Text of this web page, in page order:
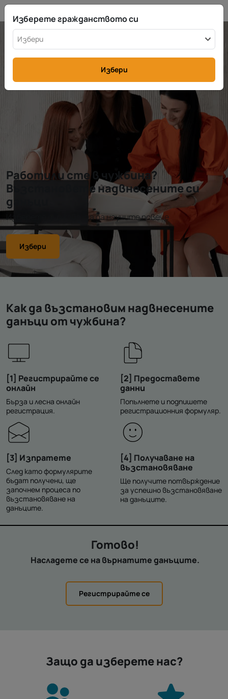
Работили сте в чужбина?
Възстановете надвнесените си
данъци
Изберете държава, за да научите повече
Избери
Как да възстановим надвнесените
данъци от чужбина?
[1] Регистрирайте се
онлайн
Бърза и лесна онлайн
регистрация.
[2] Предоставете
данни
Попълнете и подпишете
регистрационния формуляр.
[3] Изпратете
След като формулярите
бъдат получени, ще
започнем процеса по
възстановяване на
данъците.
[4] Получаване на
възстановяване
Ще получите потвърждение
за успешно възстановяване
на данъците.
Готово!
Насладете се на върнатите данъците.
Регистрирайте се
Защо да изберете нас?
Изберете гражданството си
Избери
Избери